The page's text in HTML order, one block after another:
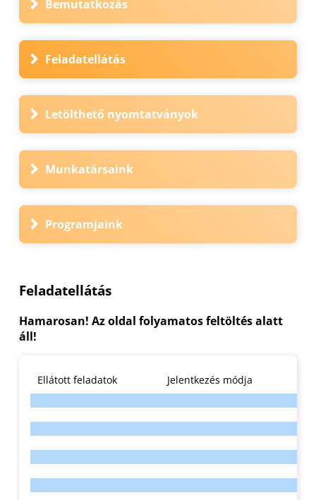
Bemutatkozás
Feladatellátás
Letölthető nyomtatványok
Munkatársaink
Programjaink
Feladatellátás
Hamarosan! Az oldal folyamatos feltöltés alatt
áll!
Ellátott feladatok Jelentkezés módja